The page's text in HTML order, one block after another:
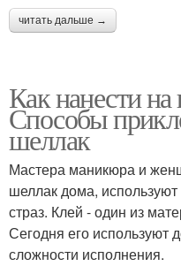
читать дальше →
Как нанести
Способы
шеллак
Мастера маникюра и
шеллак дома,
страз. Клей - один из
Сегодня его используют
сложности исполнения.